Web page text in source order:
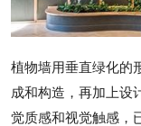
植物墙用垂直绿化的
成和构造，再加上设
觉质感和视觉触感，